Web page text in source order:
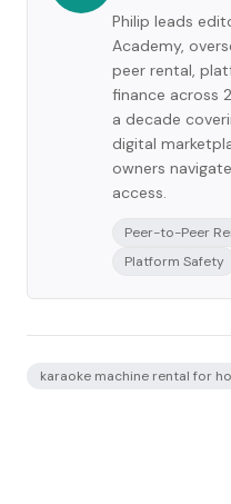
Philip leads
Academy,
peer rental,
finance across
a decade
digital
owners
access.
Peer-to-Peer
Platform Safety
karaoke machine rental for